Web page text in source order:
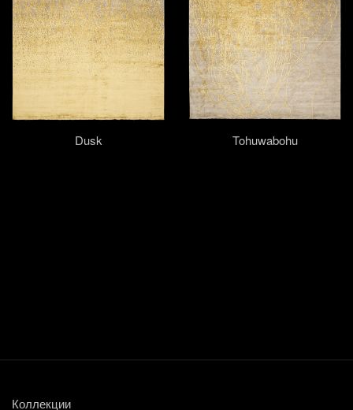
Dusk Tohuwabohu
Коллекции